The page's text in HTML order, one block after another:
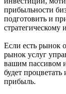
прибыльности
подготовить и
стратегическому
Если есть рынок
рынок услуг
вашим пассивом
будет
прибыль.